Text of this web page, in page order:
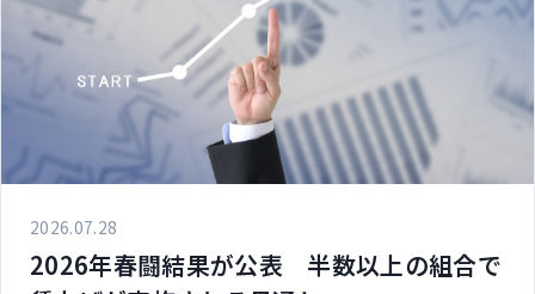
2026.07.28
2026年春闘結果が公表 半数以上の組合で